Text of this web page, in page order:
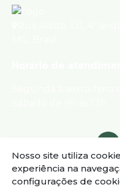
Nosso site utiliza
experiência na
configurações de